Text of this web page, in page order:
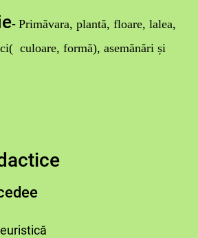
- Primăvara, plantă, floare, lalea,
culoare, formă), asemănări și